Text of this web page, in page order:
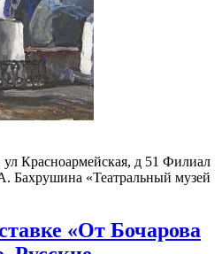
Красноармейская, д 51 Филиал
Бахрушина «Театральный музей
«От Бочарова